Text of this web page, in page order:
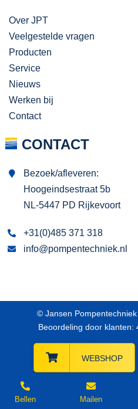
Over JPT
Veelgestelde vragen
Producten
Service
Nieuws
Werken bij
Contact
CONTACT
Bezoek/afleveren:
Hoogeindsestraat 5b
NL-5447 PD Rijkevoort
+31(0)485 371 318
info@pompentechniek.nl
© Jansen Pompentechniek
Beoordeling door klanten:
WEBSHOP
Bellen Mailen